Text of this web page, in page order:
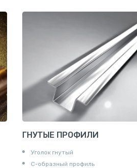
Удлинители для труб
Крестовины
Контргайки
ГНУТЫЕ ПРОФИЛИ
Уголок гнутый
С-образный профиль